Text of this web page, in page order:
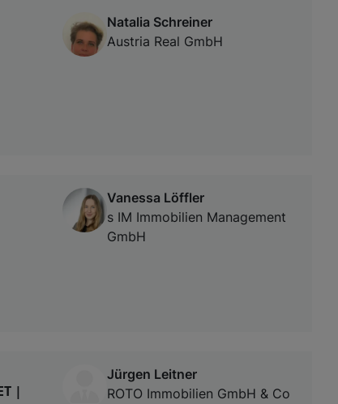
Natalia Schreiner
Austria Real GmbH
Vanessa Löffler
s IM Immobilien Management
GmbH
|
Jürgen Leitner
ROTO Immobilien GmbH & Co